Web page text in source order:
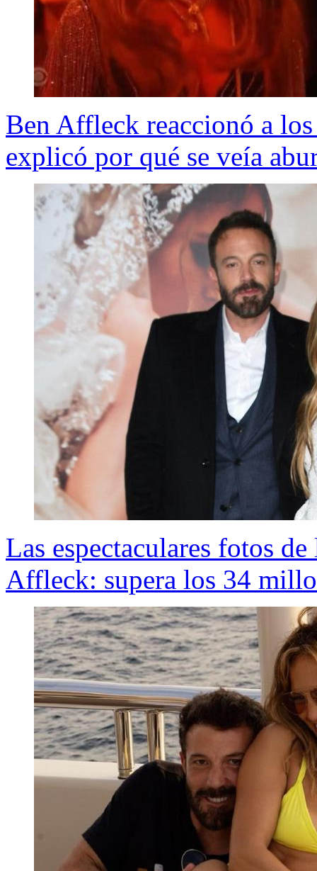
Ben Affleck reaccionó a
explicó por qué se veía
Las espectaculares fotos
Affleck: supera los 34